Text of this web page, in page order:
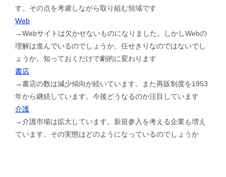
す。その点を考慮しながら取り組む領域です
Web
→Webサイトは欠かせないものになりました。しかしWebの
理解は進んでいるのでしょうか。任せきりなのではないでし
ょうか。知っておくだけで劇的に変わります
書店
→書店の数は減少傾向が続いています。また再販制度を1953
年から継続しています。今後どうなるのか注目しています
介護
→介護市場は拡大しています。新規参入を考える企業も増え
ています。その実態はどのようになっているのでしょうか